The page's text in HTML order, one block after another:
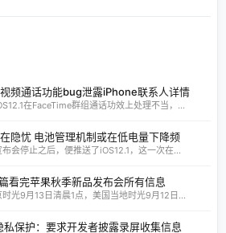
频通话功能bug泄露iPhone联系人详情
在FaceTime群组通话功效上处理不当，...
隐忧 电池管理机制或在低电量下降频
停止之后，便推送了iOS12.1，这一次在...
看完苹果秋季新品发布会所有信息
光9月13日清晨1点，美国当地时光9月12日...
保护：要求开发者披露录屏收集信息